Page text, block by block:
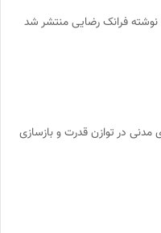
فرانک رضایی منتشر شد
در توازن قدرت و بازسازی